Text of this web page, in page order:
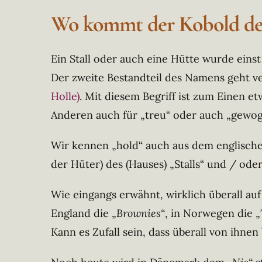
Wo kommt der Kobold
Ein Stall oder auch eine Hütte wurde einst
Der zweite Bestandteil des Namens geht
Holle). Mit diesem Begriff ist zum Einen
Anderen auch für „treu“ oder auch
Wir kennen „hold“ auch aus dem
der Hüter) des (Hauses) „Stalls“ und /
Wie eingangs erwähnt, wirklich überall
England die „Brownies“, in Norwegen die „
Kann es Zufall sein, dass überall von